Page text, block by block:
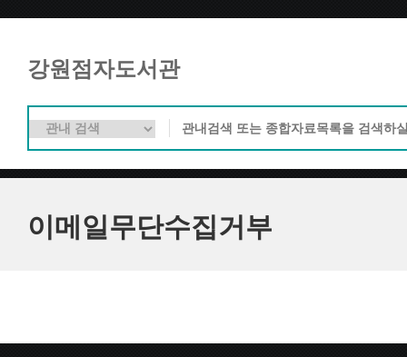
강원점자도서관
이메일무단수집거부